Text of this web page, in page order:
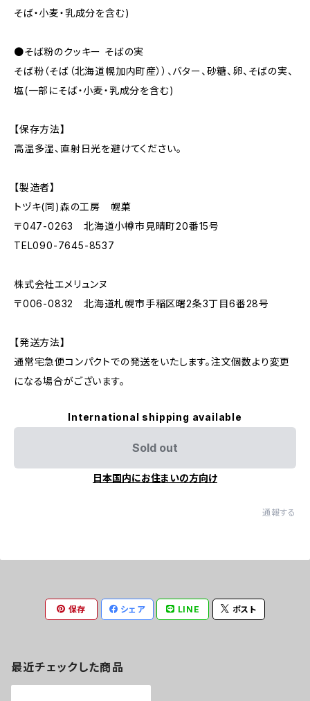
そば・小麦・乳成分を含む)
●そば粉のクッキー そばの実
そば粉（そば（北海道幌加内町産））、バター、砂糖、卵、そばの実、
塩(一部にそば・小麦・乳成分を含む)
【保存方法】
高温多湿、直射日光を避けてください。
【製造者】
トヅキ(同)森の工房 幌菓
〒047-0263 北海道小樽市見晴町20番15号
TEL090-7645-8537
株式会社エメリュンヌ
〒006-0832 北海道札幌市手稲区曙2条3丁目6番28号
【発送方法】
通常宅急便コンパクトでの発送をいたします。注文個数より変更
になる場合がございます。
International shipping available
Sold out
日本国内にお住まいの方向け
通報する
保存 シェア LINE ポスト
最近チェックした商品